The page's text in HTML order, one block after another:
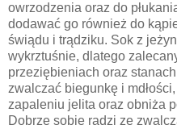
owrzodzenia oraz do
dodawać go również do
świądu i trądziku. Sok z
wykrztuśnie, dlatego
przeziębieniach oraz
zwalczać biegunkę i
zapaleniu jelita oraz obniża
Dobrze sobie radzi ze